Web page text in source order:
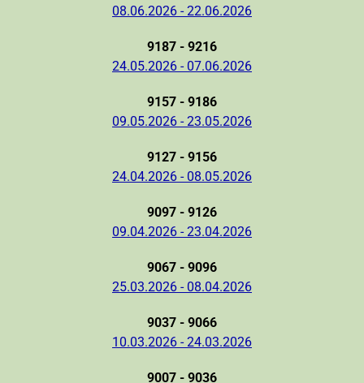
08.06.2026 - 22.06.2026
9187 - 9216
24.05.2026 - 07.06.2026
9157 - 9186
09.05.2026 - 23.05.2026
9127 - 9156
24.04.2026 - 08.05.2026
9097 - 9126
09.04.2026 - 23.04.2026
9067 - 9096
25.03.2026 - 08.04.2026
9037 - 9066
10.03.2026 - 24.03.2026
9007 - 9036